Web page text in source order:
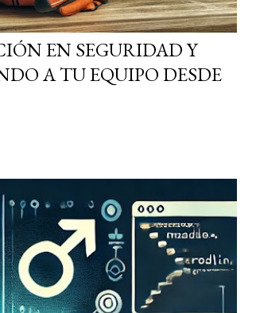
EN SEGURIDAD Y
A TU EQUIPO DESDE